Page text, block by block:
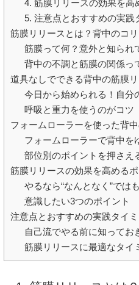
4. 筋膜リリースの効果を高
5. 注意点とおすすめの実践
筋膜リリースとは？背中のコ
筋膜って何？意外と知られ
背中の不調と筋膜の関係っ
道具なしでできる背中の筋膜
今日から始められる！自分
呼吸と重力を使うのがコツ
フォームローラーを使った背
フォームローラーで背中を
部位別のポイントを押さえ
筋膜リリースの効果を高める
やるなら“なんとなく”では
意識したい3つのポイント
注意点とおすすめの実践タイ
自己流でやる前に知ってお
筋膜リリースに最適なタイ